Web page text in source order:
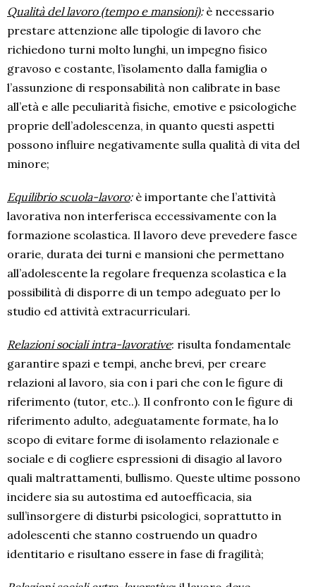
Qualità del lavoro (tempo e mansioni): è necessario
prestare attenzione alle tipologie di lavoro che
richiedono turni molto lunghi, un impegno fisico
gravoso e costante, l’isolamento dalla famiglia o
l’assunzione di responsabilità non calibrate in base
all’età e alle peculiarità fisiche, emotive e psicologiche
proprie dell’adolescenza, in quanto questi aspetti
possono influire negativamente sulla qualità di vita del
minore;
Equilibrio scuola-lavoro: è importante che l’attività
lavorativa non interferisca eccessivamente con la
formazione scolastica. Il lavoro deve prevedere fasce
orarie, durata dei turni e mansioni che permettano
all’adolescente la regolare frequenza scolastica e la
possibilità di disporre di un tempo adeguato per lo
studio ed attività extracurriculari.
Relazioni sociali intra-lavorative: risulta fondamentale
garantire spazi e tempi, anche brevi, per creare
relazioni al lavoro, sia con i pari che con le figure di
riferimento (tutor, etc..). Il confronto con le figure di
riferimento adulto, adeguatamente formate, ha lo
scopo di evitare forme di isolamento relazionale e
sociale e di cogliere espressioni di disagio al lavoro
quali maltrattamenti, bullismo. Queste ultime possono
incidere sia su autostima ed autoefficacia, sia
sull’insorgere di disturbi psicologici, soprattutto in
adolescenti che stanno costruendo un quadro
identitario e risultano essere in fase di fragilità;